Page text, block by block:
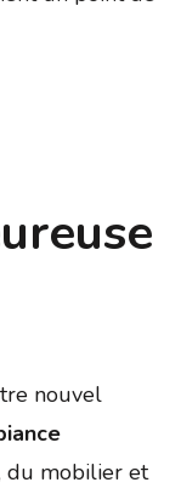
nouvel
du mobilier et